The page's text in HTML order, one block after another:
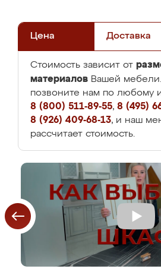
Цена Доставка
Стоимость зависит от
материалов Вашей
позвоните нам по любому
8 (800) 511-89-55, 8 (495)
8 (926) 409-68-13, и наш
рассчитает стоимость.